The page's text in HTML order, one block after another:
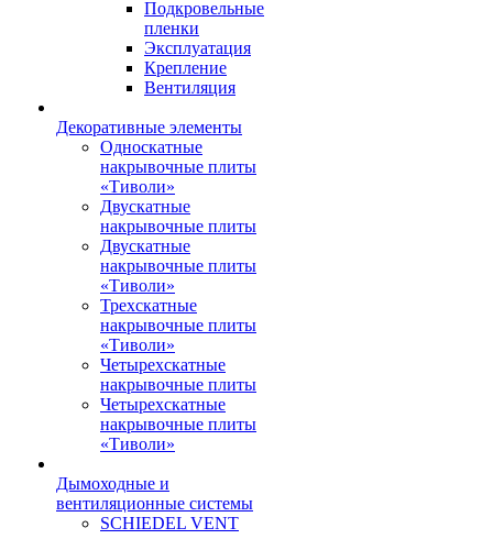
Подкровельные
пленки
Эксплуатация
Крепление
Вентиляция
Декоративные элементы
Односкатные
накрывочные плиты
«Тиволи»
Двускатные
накрывочные плиты
Двускатные
накрывочные плиты
«Тиволи»
Трехскатные
накрывочные плиты
«Тиволи»
Четырехскатные
накрывочные плиты
Четырехскатные
накрывочные плиты
«Тиволи»
Дымоходные и
вентиляционные системы
SCHIEDEL VENT